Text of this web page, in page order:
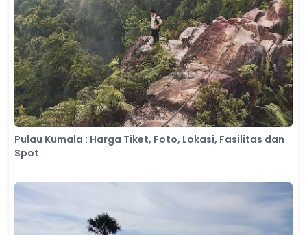
Pulau Kumala : Harga Tiket, Foto, Lokasi, Fasilitas dan
Spot